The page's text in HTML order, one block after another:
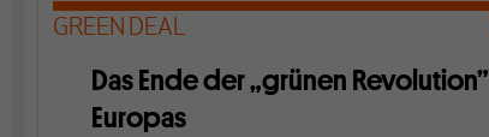
GREEN DEAL
Das Ende der „grünen Revolution”
Europas